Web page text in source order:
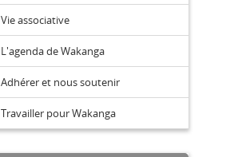
Vie associative
L'agenda de Wakanga
Adhérer et nous soutenir
Travailler pour Wakanga